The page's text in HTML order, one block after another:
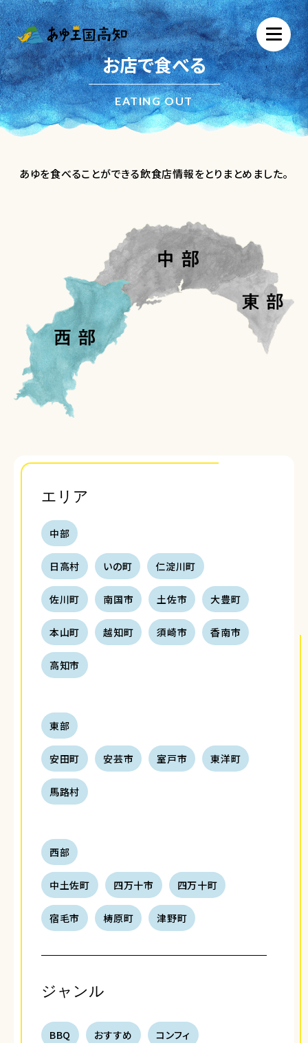
お店で食べる
EATING OUT
あゆを食べることができる飲食店情報をとりまとめました。
エリア
中部
日高村 いの町 仁淀川町
佐川町 南国市 土佐市 大豊町
本山町 越知町 須崎市 香南市
高知市
東部
安田町 安芸市 室戸市 東洋町
馬路村
西部
中土佐町 四万十市 四万十町
宿毛市 梼原町 津野町
ジャンル
BBQ おすすめ コンフィ